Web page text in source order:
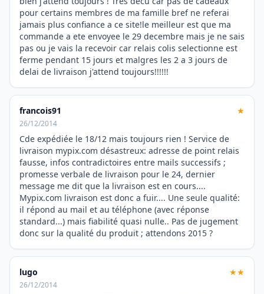
pour certains membres de ma famille bref ne referai
jamais plus confiance a ce site!le meilleur est que ma
commande a ete envoyee le 29 decembre mais je ne sais
pas ou je vais la recevoir car relais colis selectionne est
ferme pendant 15 jours et malgres les 2 a 3 jours de
delai de livraison j'attend toujours!!!!!!
francois91 ★
26/12/2014
Cde expédiée le 18/12 mais toujours rien ! Service de
livraison mypix.com désastreux: adresse de point relais
fausse, infos contradictoires entre mails successifs ;
promesse verbale de livraison pour le 24, dernier
message me dit que la livraison est en cours....
Mypix.com livraison est donc a fuir.... Une seule qualité:
il répond au mail et au téléphone (avec réponse
standard...) mais fiabilité quasi nulle.. Pas de jugement
donc sur la qualité du produit ; attendons 2015 ?
lugo ★★
26/12/2014